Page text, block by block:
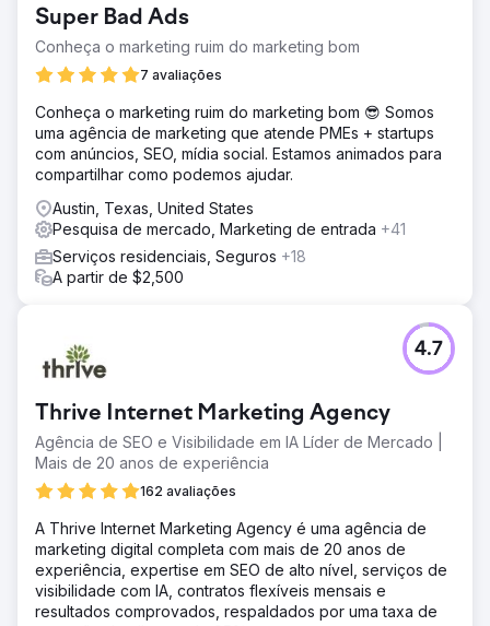
Resultado
O trabalho da Anchour gerou resultados significativos,
com a Walden alcançando seu primeiro crescimento
positivo de associados desde 2022, ao mesmo tempo em
que reduziu os gastos em 75%. A redefinição da marca
colocou a empresa em um novo caminho para o sucesso,
com crescimento mensal consistente desde o início da
parceria. O foco da Anchour na ação, comunicação clara
tornou uma extensão confiável do departamento de
marketing, proporcionando impacto comercial tangível.
Ir para a página da agência
Super Bad Ads
Conheça o marketing ruim do marketing bom
7 avaliações
Conheça o marketing ruim do marketing bom 😎 Somos
uma agência de marketing que atende PMEs + startups
com anúncios, SEO, mídia social. Estamos animados para
compartilhar como podemos ajudar.
Austin, Texas, United States
Pesquisa de mercado, Marketing de entrada +41
Serviços residenciais, Seguros +18
A partir de $2,500
Thrive Internet Marketing Agency
Agência de SEO e Visibilidade em IA Líder de Mercado |
Mais de 20 anos de experiência
162 avaliações
4.7
A Thrive Internet Marketing Agency é uma agência de
marketing digital completa com mais de 20 anos de
experiência, expertise em SEO de alto nível, serviços de
visibilidade com IA, contratos flexíveis mensais e
resultados comprovados, respaldados por uma taxa de